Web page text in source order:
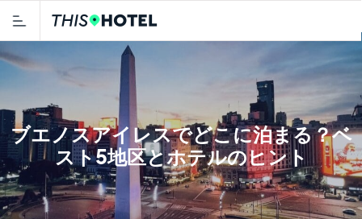
ブエノスアイレスでどこに泊まる？ベ
スト5地区とホテルのヒント